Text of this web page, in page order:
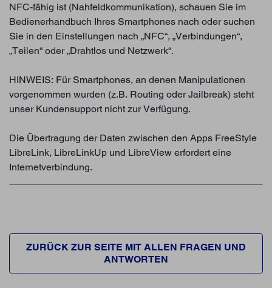
NFC-fähig ist (Nahfeldkommunikation), schauen Sie im
Bedienerhandbuch Ihres Smartphones nach oder suchen
Sie in den Einstellungen nach „NFC“, „Verbindungen“,
„Teilen“ oder „Drahtlos und Netzwerk“.
HINWEIS: Für Smartphones, an denen Manipulationen
vorgenommen wurden (z.B. Routing oder Jailbreak) steht
unser Kundensupport nicht zur Verfügung.
Die Übertragung der Daten zwischen den Apps FreeStyle
LibreLink, LibreLinkUp und LibreView erfordert eine
Internetverbindung.
ZURÜCK ZUR SEITE MIT ALLEN FRAGEN UND
ANTWORTEN